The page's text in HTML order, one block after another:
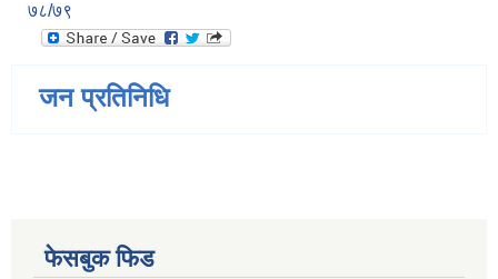
७८/७९
जन प्रतिनिधि
फेसबुक फिड